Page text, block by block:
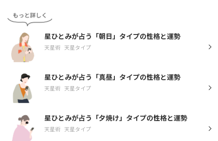
星ひとみが占う「朝日」タイプの性格と運勢
天星術 天星タイプ
星ひとみが占う「真昼」タイプの性格と運勢
天星術 天星タイプ
星ひとみが占う「夕焼け」タイプの性格と運勢
天星術 天星タイプ